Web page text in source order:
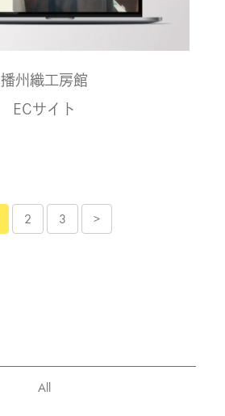
播州織工房館
ECサイト
2 3 >
All